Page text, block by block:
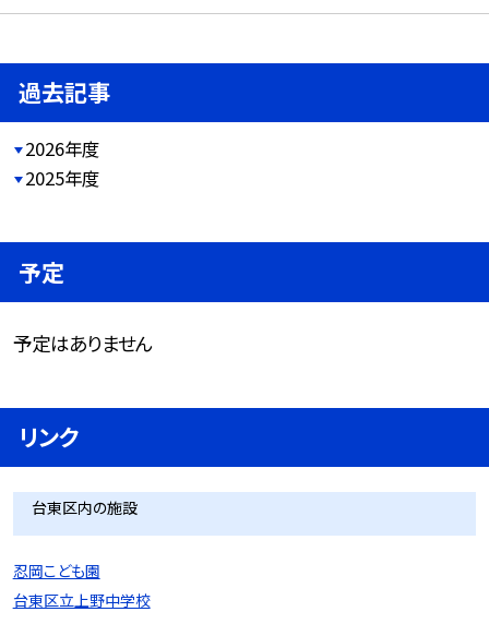
過去記事
2026年度
2025年度
予定
予定はありません
リンク
台東区内の施設
忍岡こども園
台東区立上野中学校